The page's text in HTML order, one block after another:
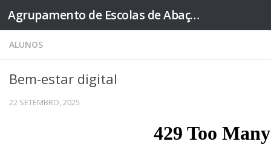
Skip to content Agrupamento de Escolas de Abação
ALUNOS
Bem-estar digital
22 SETEMBRO, 2025